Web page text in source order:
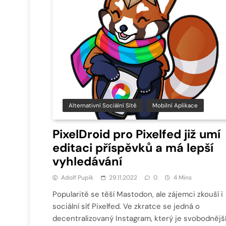
Alternativní Sociální Sítě Mobilní Aplikace
PixelDroid pro Pixelfed již umí
editaci příspěvků a má lepší
vyhledávání
Adolf Pupík 29.11.2022 0 4 Mins
Popularitě se těší Mastodon, ale zájemci zkouší i
sociální síť Pixelfed. Ve zkratce se jedná o
decentralizovaný Instagram, který je